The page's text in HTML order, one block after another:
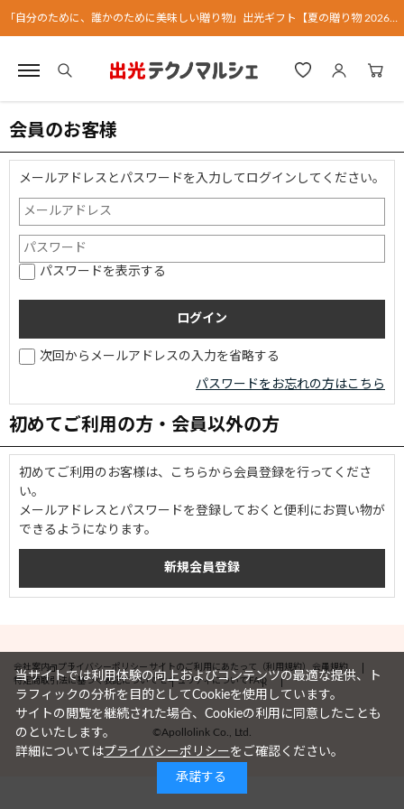
会員のお客様
メールアドレスとパスワードを入力してログインしてください。
パスワードを表示する
次回からメールアドレスの入力を省略する
パスワードをお忘れの方はこちら
初めてご利用の方・会員以外の方
初めてご利用のお客様は、こちらから会員登録を行ってくださ
い。
メールアドレスとパスワードを登録しておくと便利にお買い物が
できるようになります。
会社案内 プライバシーポリシー サイトのご利用にあたって（利用規約） 会員規約
特定商取引法に基づく表記についてセキュリティについてFAQ
©Apollolink Co., Ltd.
当サイトでは利用体験の向上およびコンテンツの最適な提供、ト
ラフィックの分析を目的としてCookieを使用しています。
サイトの閲覧を継続された場合、Cookieの利用に同意したことも
のといたします。
詳細についてはプライバシーポリシーをご確認ください。
承諾する